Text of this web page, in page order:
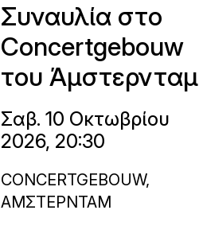
Συναυλία στο
Concertgebouw
του Άμστερνταμ
Σαβ. 10 Οκτωβρίου
2026, 20:30
CONCERTGEBOUW,
ΑΜΣΤΕΡΝΤΑΜ